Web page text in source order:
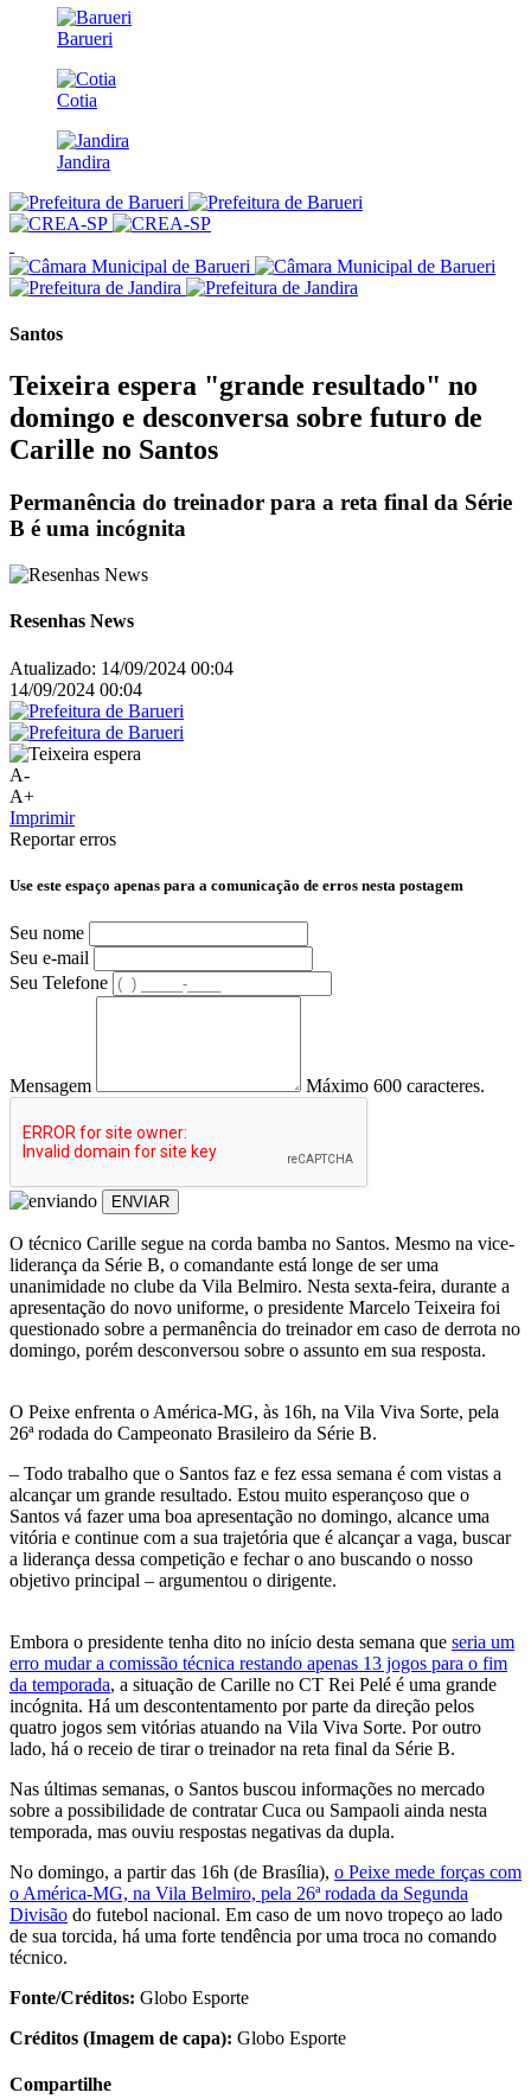
Barueri
Cotia
Jandira
Santos
Teixeira espera "grande resultado" no
domingo e desconversa sobre futuro de
Carille no Santos
Permanência do treinador para a reta final da Série
B é uma incógnita
Resenhas News
Atualizado: 14/09/2024 00:04
14/09/2024 00:04
A-
A+
Imprimir
Reportar erros
Use este espaço apenas para a comunicação de erros nesta postagem
Seu nome
Seu e-mail
Seu Telefone
Mensagem Máximo 600 caracteres.
ENVIAR
O técnico Carille segue na corda bamba no Santos. Mesmo na vice-
liderança da Série B, o comandante está longe de ser uma
unanimidade no clube da Vila Belmiro. Nesta sexta-feira, durante a
apresentação do novo uniforme, o presidente Marcelo Teixeira foi
questionado sobre a permanência do treinador em caso de derrota no
domingo, porém desconversou sobre o assunto em sua resposta.
O Peixe enfrenta o América-MG, às 16h, na Vila Viva Sorte, pela
26ª rodada do Campeonato Brasileiro da Série B.
– Todo trabalho que o Santos faz e fez essa semana é com vistas a
alcançar um grande resultado. Estou muito esperançoso que o
Santos vá fazer uma boa apresentação no domingo, alcance uma
vitória e continue com a sua trajetória que é alcançar a vaga, buscar
a liderança dessa competição e fechar o ano buscando o nosso
objetivo principal – argumentou o dirigente.
Embora o presidente tenha dito no início desta semana que seria um
erro mudar a comissão técnica restando apenas 13 jogos para o fim
da temporada, a situação de Carille no CT Rei Pelé é uma grande
incógnita. Há um descontentamento por parte da direção pelos
quatro jogos sem vitórias atuando na Vila Viva Sorte. Por outro
lado, há o receio de tirar o treinador na reta final da Série B.
Nas últimas semanas, o Santos buscou informações no mercado
sobre a possibilidade de contratar Cuca ou Sampaoli ainda nesta
temporada, mas ouviu respostas negativas da dupla.
No domingo, a partir das 16h (de Brasília), o Peixe mede forças com
o América-MG, na Vila Belmiro, pela 26ª rodada da Segunda
Divisão do futebol nacional. Em caso de um novo tropeço ao lado
de sua torcida, há uma forte tendência por uma troca no comando
técnico.
Fonte/Créditos: Globo Esporte
Créditos (Imagem de capa): Globo Esporte
Compartilhe